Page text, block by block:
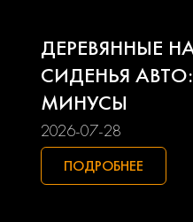
Lifan
Mitsubishi
ДЕРЕВЯННЫЕ
СИДЕНЬЯ
МИНУСЫ
2026-07-28
ПОДРОБНЕЕ